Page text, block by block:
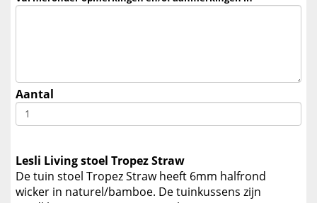
Aantal
Lesli Living stoel Tropez Straw
De tuin stoel Tropez Straw heeft 6mm halfrond
wicker in naturel/bamboe. De tuinkussens zijn